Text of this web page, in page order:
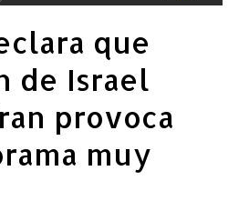
que
de Israel
provoca
muy